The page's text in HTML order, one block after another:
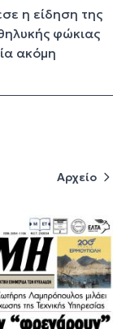
η είδηση της
φώκιας
ακόμη
Αρχείο